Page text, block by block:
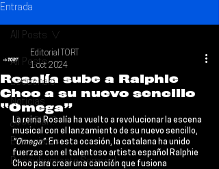
Entrada
All Posts
Escúchalo
Noticias
¿Qué Plan?
Entrevistas
Descubrimiento Semanal
All Posts
Rosalía sube a Ralphie
Choo a su nuevo sencillo
“Omega”
Editorial TORT
1 oct 2024
La reina Rosalía ha vuelto a revolucionar la escena
musical con el lanzamiento de su nuevo sencillo,
"Omega". En esta ocasión, la catalana ha unido
fuerzas con el talentoso artista español
Ralphie
Choo para crear una canción que fusiona